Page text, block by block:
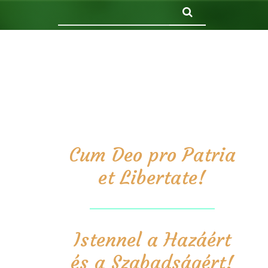
Cum Deo pro Patria
et Libertate!
Istennel a Hazáért
és a Szabadságért!